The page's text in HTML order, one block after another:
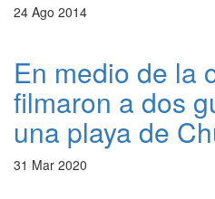
24 Ago 2014
En medio de la
filmaron a dos
una playa de
31 Mar 2020